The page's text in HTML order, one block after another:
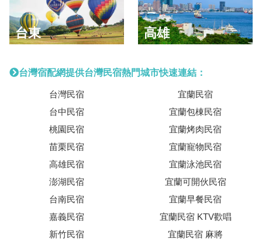
台東 高雄
台灣宿配網提供台灣民宿熱門城市快速連結：
台灣民宿
台中民宿
桃園民宿
苗栗民宿
高雄民宿
澎湖民宿
台南民宿
嘉義民宿
新竹民宿
宜蘭民宿
宜蘭包棟民宿
宜蘭烤肉民宿
宜蘭寵物民宿
宜蘭泳池民宿
宜蘭可開伙民宿
宜蘭早餐民宿
宜蘭民宿 KTV歡唱
宜蘭民宿 麻將